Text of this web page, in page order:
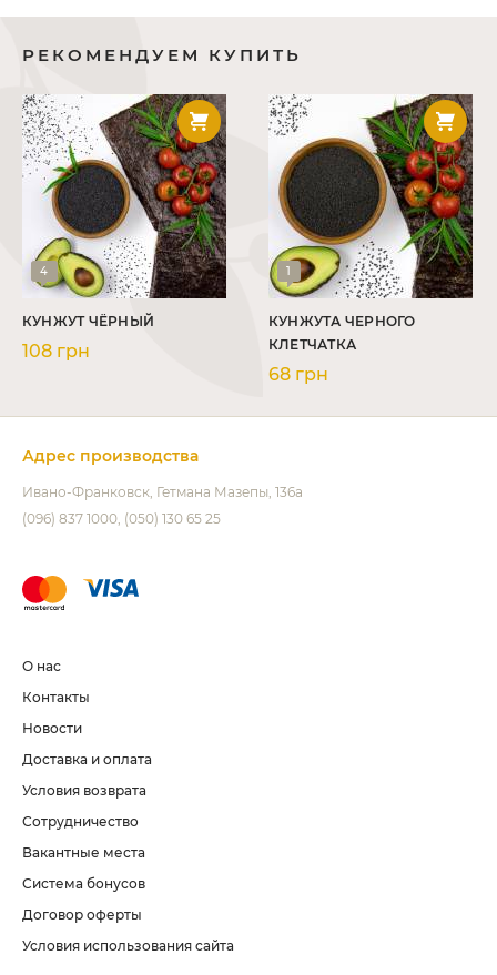
РЕКОМЕНДУЕМ КУПИТЬ
4
КУНЖУТ ЧЁРНЫЙ
108 грн
1
КУНЖУТА ЧЕРНОГО
КЛЕТЧАТКА
68 грн
Адрес производства
Ивано-Франковск Гетмана Мазепы, 136а
(096) 837 1000 (050) 130 65 25
О нас
Контакты
Новости
Доставка и оплата
Условия возврата
Сотрудничество
Вакантные места
Система бонусов
Договор оферты
Условия использования сайта